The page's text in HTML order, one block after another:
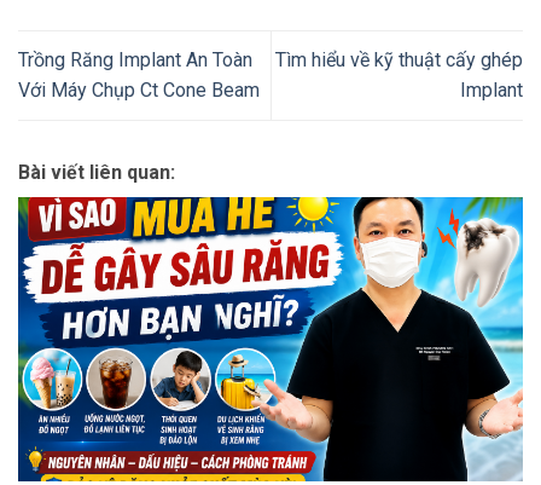
Trồng Răng Implant An Toàn
Với Máy Chụp Ct Cone Beam
Tìm hiểu về kỹ thuật cấy ghép
Implant
Bài viết liên quan: